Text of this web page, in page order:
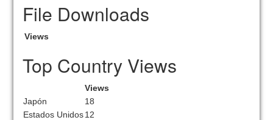
File Downloads
Views
Top Country Views
Views
Japón
18
Estados Unidos12